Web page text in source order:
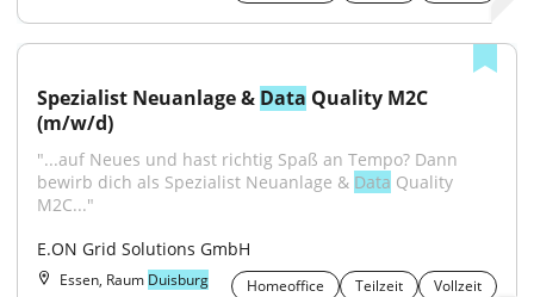
Spezialist Neuanlage & Data Quality M2C
(m/w/d)
"...auf Neues und hast richtig Spaß an Tempo? Dann
bewirb dich als Spezialist Neuanlage & Data Quality
M2C..."
E.ON Grid Solutions GmbH
Essen, Raum Duisburg Homeoffice Teilzeit Vollzeit